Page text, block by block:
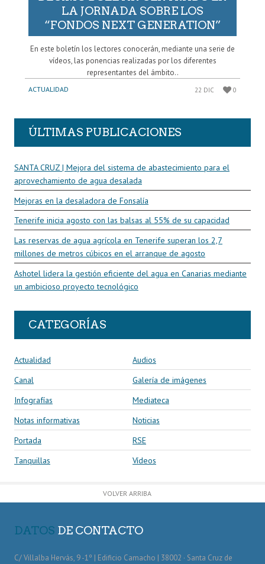
LA JORNADA SOBRE LOS
“FONDOS NEXT GENERATION”
En este boletín los lectores conocerán, mediante una serie de
vídeos, las ponencias realizadas por los diferentes
representantes del ámbito..
ACTUALIDAD 22 DIC 0
ÚLTIMAS PUBLICACIONES
SANTA CRUZ | Mejora del sistema de abastecimiento para el
aprovechamiento de agua desalada
Mejoras en la desaladora de Fonsalía
Tenerife inicia agosto con las balsas al 55% de su capacidad
Las reservas de agua agrícola en Tenerife superan los 2,7
millones de metros cúbicos en el arranque de agosto
Ashotel lidera la gestión eficiente del agua en Canarias mediante
un ambicioso proyecto tecnológico
CATEGORÍAS
Actualidad
Audios
Canal
Galería de imágenes
Infografías
Mediateca
Notas informativas
Noticias
Portada
RSE
Tanquillas
Vídeos
VOLVER ARRIBA
DATOS DE CONTACTO
C/ Villalba Hervás, 9 -1º | Edificio Camacho | 38002 · Santa Cruz de